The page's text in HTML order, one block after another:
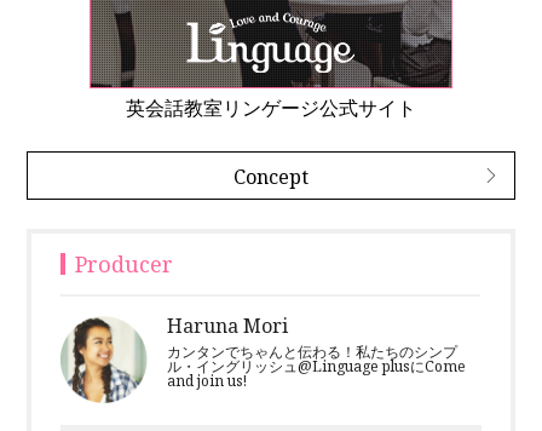
英会話教室リンゲージ公式サイト
Concept
Producer
Haruna Mori
カンタンでちゃんと伝わる！私たちのシンプ
ル・イングリッシュ@Linguage plusにCome
and join us!